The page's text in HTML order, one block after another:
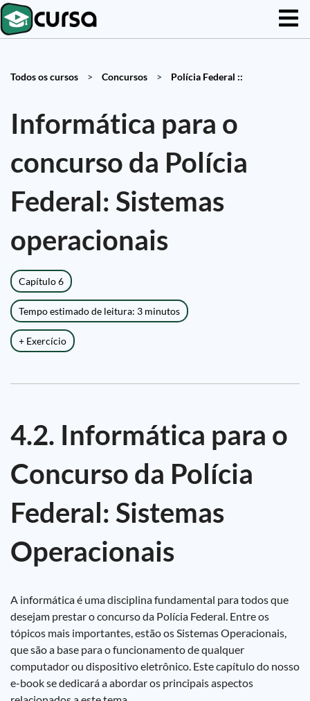
Todos os cursos > Concursos > Polícia Federal ::
Informática para o
concurso da Polícia
Federal: Sistemas
operacionais
Capítulo 6
Tempo estimado de leitura: 3 minutos
+ Exercício
4.2. Informática para o
Concurso da Polícia
Federal: Sistemas
Operacionais
A informática é uma disciplina fundamental para todos que
desejam prestar o concurso da Polícia Federal. Entre os
tópicos mais importantes, estão os Sistemas Operacionais,
que são a base para o funcionamento de qualquer
computador ou dispositivo eletrônico. Este capítulo do nosso
e-book se dedicará a abordar os principais aspectos